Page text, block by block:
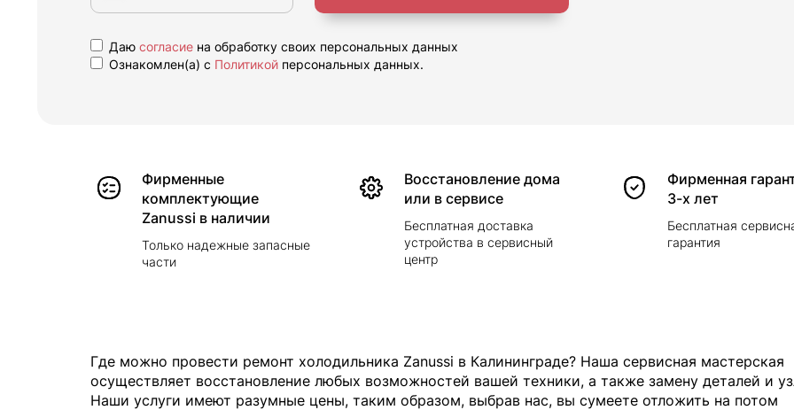
Даю согласие на обработку своих персональных данных
Ознакомлен(а) с Политикой персональных данных.
Фирменные
комплектующие
Zanussi в наличии
Только надежные запасные
части
Восстановление дома
или в сервисе
Бесплатная доставка
устройства в сервисный
центр
Фирменная
3-х лет
Бесплатная
гарантия
Где можно провести ремонт холодильника Zanussi в Калининграде? Наша сервисная мастерская
осуществляет восстановление любых возможностей вашей техники, а также замену деталей и
Наши услуги имеют разумные цены, таким образом, выбрав нас, вы сумеете отложить на потом